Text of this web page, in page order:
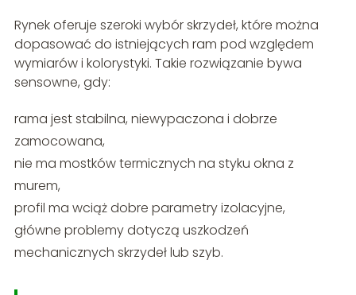
Rynek oferuje szeroki wybór skrzydeł, które można
dopasować do istniejących ram pod względem
wymiarów i kolorystyki. Takie rozwiązanie bywa
sensowne, gdy:
rama jest stabilna, niewypaczona i dobrze
zamocowana,
nie ma mostków termicznych na styku okna z
murem,
profil ma wciąż dobre parametry izolacyjne,
główne problemy dotyczą uszkodzeń
mechanicznych skrzydeł lub szyb.